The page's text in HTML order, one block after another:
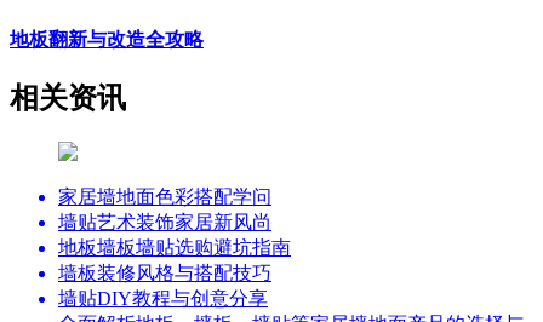
地板翻新与改造全攻略
相关资讯
家居墙地面色彩搭配学问
墙贴艺术装饰家居新风尚
地板墙板墙贴选购避坑指南
墙板装修风格与搭配技巧
墙贴DIY教程与创意分享